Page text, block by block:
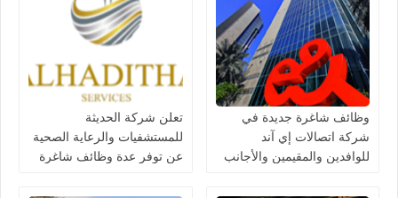
وظائف شاغرة جديدة في
شركة اتصالات إي آند
للوافدين والمقيمين والأجانب
تعلن شركة الحديثة
للمستشفيات والرعاية الصحية
عن توفر عدة وظائف شاغرة